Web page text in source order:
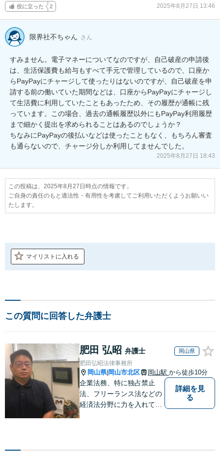
役に立った 2 2025年8月27日 13:46
限界社不ちゃん さん
すみません。電子マネーについてなのですが、自己破産の申請後
は、生活保護費も給与もすべて手元で管理しているので、口座か
らPayPayにチャージして使ったりはないのですが、自己破産を申
請する前の働いていた期間などは、口座からPayPayにチャージし
て生活費に利用していたこともあったため、その履歴が通帳に残
っています。この場合、過去の通帳履歴以外にもPayPay利用履歴
まで細かく提出を求められることはあるのでしょうか？
ちなみにPayPayの後払いなどは使ったこともなく、もちろん審査
も通らないので、チャージ分しか利用してませんでした。
2025年8月27日 18:43
この投稿は、2025年8月27日時点の情報です。
ご自身の責任のもと適法性・有用性を考慮してご利用いただくようお願いい
たします。
マイリストに入れる
この質問に回答した弁護士
肥田 弘昭 弁護士 岡山県
肥田弘昭法律事務所
岡山県| 岡山市北区 岡山駅 から徒歩10分
企業法務、特に独占禁止
法、フリーランス法などの
経済法分野に力を入れてい
詳細を見
る